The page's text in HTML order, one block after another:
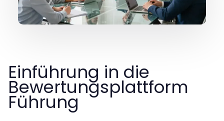
Einführung in die
Bewertungsplattform
Führung